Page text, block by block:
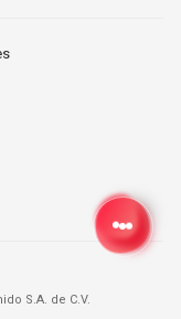
S.A. de C.V.